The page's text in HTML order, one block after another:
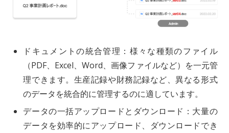
ドキュメントの統合管理：様々な種類のファイル
（PDF、Excel、Word、画像ファイルなど）を一元管
理できます。生産記録や財務記録など、異なる形式
のデータを統合的に管理するのに適しています。
データの一括アップロードとダウンロード：大量の
データを効率的にアップロード、ダウンロードでき